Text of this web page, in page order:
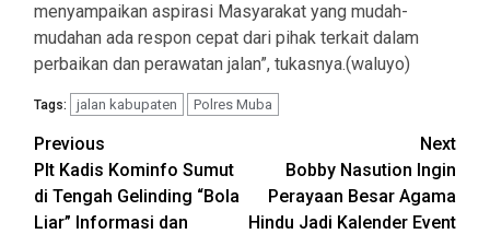
menyampaikan aspirasi Masyarakat yang mudah-
mudahan ada respon cepat dari pihak terkait dalam
perbaikan dan perawatan jalan”, tukasnya.(waluyo)
Tags: jalan kabupaten Polres Muba
Post
navigation
Previous
Plt Kadis Kominfo Sumut
di Tengah Gelinding “Bola
Liar” Informasi dan
Next
Bobby Nasution Ingin
Perayaan Besar Agama
Hindu Jadi Kalender Event